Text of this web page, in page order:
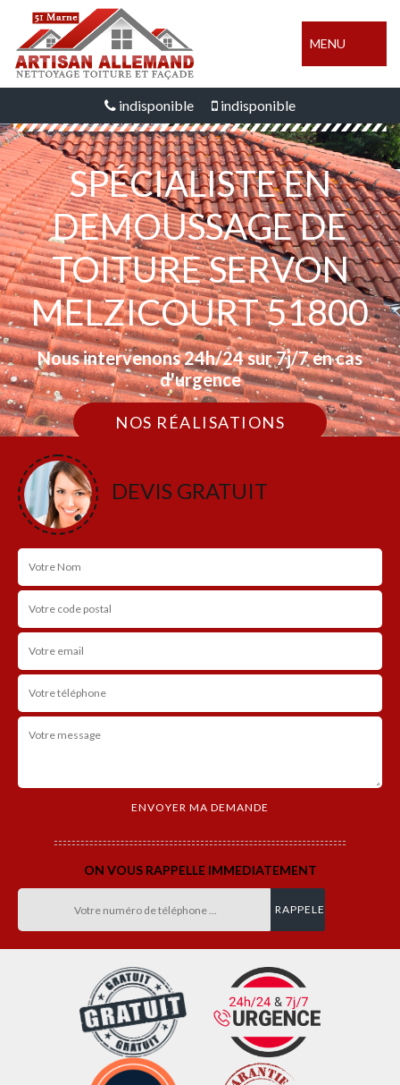
MENU
indisponible indisponible
SPÉCIALISTE EN
DEMOUSSAGE DE
TOITURE SERVON
MELZICOURT 51800
Nous intervenons 24h/24 sur 7j/7 en cas
d'urgence
NOS RÉALISATIONS
DEVIS GRATUIT
ON VOUS RAPPELLE IMMEDIATEMENT